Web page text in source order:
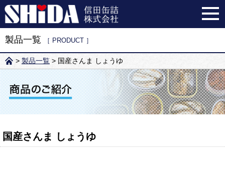
製品一覧 ［ PRODUCT ］
> 製品一覧 > 国産さんま しょうゆ
国産さんま しょうゆ